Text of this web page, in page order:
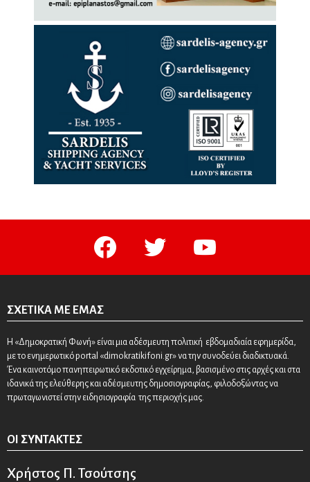
facebook twitter youtube
ΣΧΕΤΙΚΆ ΜΕ ΕΜΆΣ
Η «Δημοκρατική Φωνή» είναι μια αδέσμευτη πολιτική εβδομαδιαία εφημερίδα,
με το ενημερωτικό portal «dimokratikifoni.gr» να την συνοδεύει διαδικτυακά.
Ένα καινοτόμο πανηπειρωτικό εκδοτικό εγχείρημα, βασισμένο στις αρχές και στα
ιδανικά της ελεύθερης και αδέσμευτης δημοσιογραφίας, φιλοδοξώντας να
πρωταγωνιστεί στην ειδησιογραφία της περιοχής μας.
ΟΙ ΣΥΝΤΆΚΤΕΣ
Χρήστος Π. Τσούτσης